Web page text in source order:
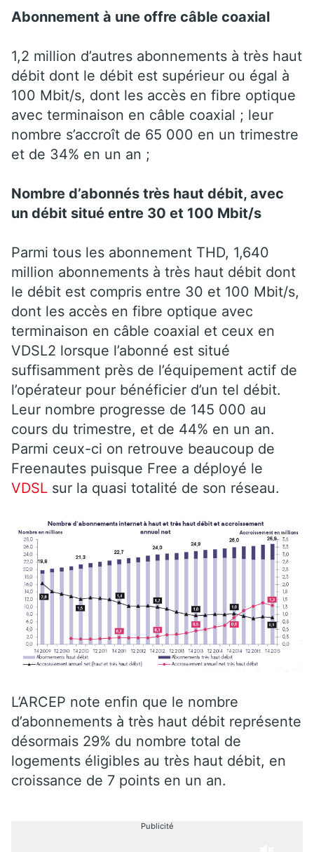
Abonnement à une offre câble coaxial
1,2 million d’autres abonnements à très haut
débit dont le débit est supérieur ou égal à
100 Mbit/s, dont les accès en fibre optique
avec terminaison en câble coaxial ; leur
nombre s’accroît de 65 000 en un trimestre
et de 34% en un an ;
Nombre d’abonnés très haut débit, avec
un débit situé entre 30 et 100 Mbit/s
Parmi tous les abonnement THD, 1,640
million abonnements à très haut débit dont
le débit est compris entre 30 et 100 Mbit/s,
dont les accès en fibre optique avec
terminaison en câble coaxial et ceux en
VDSL2 lorsque l’abonné est situé
suffisamment près de l’équipement actif de
l’opérateur pour bénéficier d’un tel débit.
Leur nombre progresse de 145 000 au
cours du trimestre, et de 44% en un an.
Parmi ceux-ci on retrouve beaucoup de
Freenautes puisque Free a déployé le
VDSL sur la quasi totalité de son réseau.
L’ARCEP note enfin que le nombre
d’abonnements à très haut débit représente
désormais 29% du nombre total de
logements éligibles au très haut débit, en
croissance de 7 points en un an.
Publicité